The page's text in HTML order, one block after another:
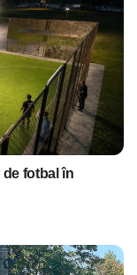
fotbal în